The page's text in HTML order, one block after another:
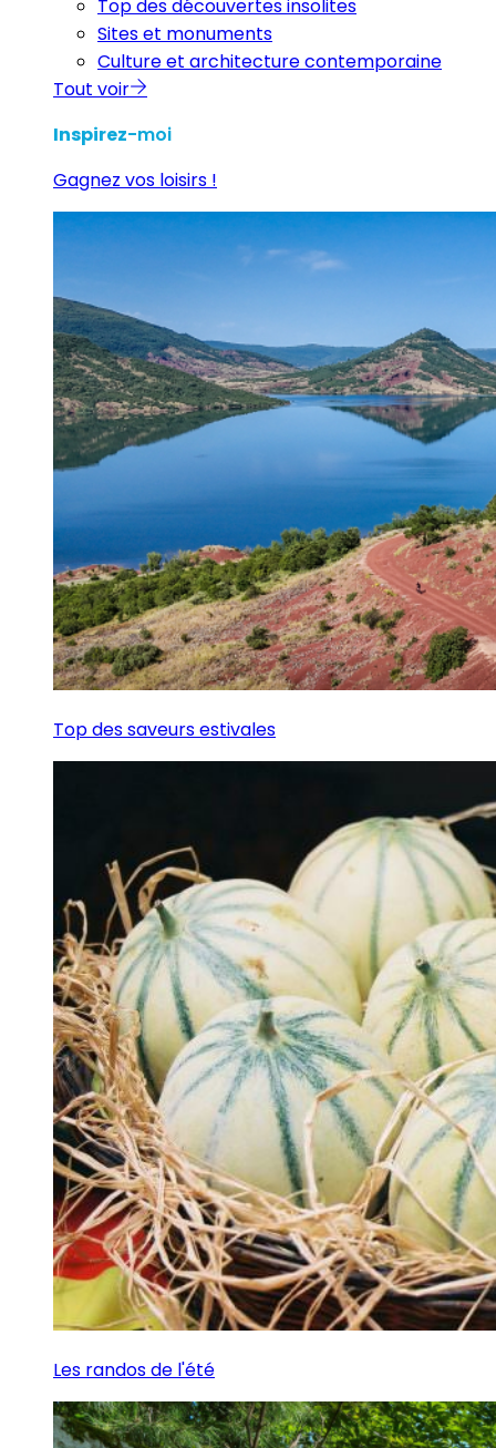
Top des découvertes insolites
Sites et monuments
Culture et architecture contemporaine
Tout voir
Inspirez-moi
Gagnez vos loisirs !
Top des saveurs estivales
Les randos de l'été